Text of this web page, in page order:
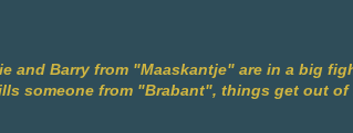
and Barry from "Maaskantje" are in a big
someone from "Brabant", things get out of